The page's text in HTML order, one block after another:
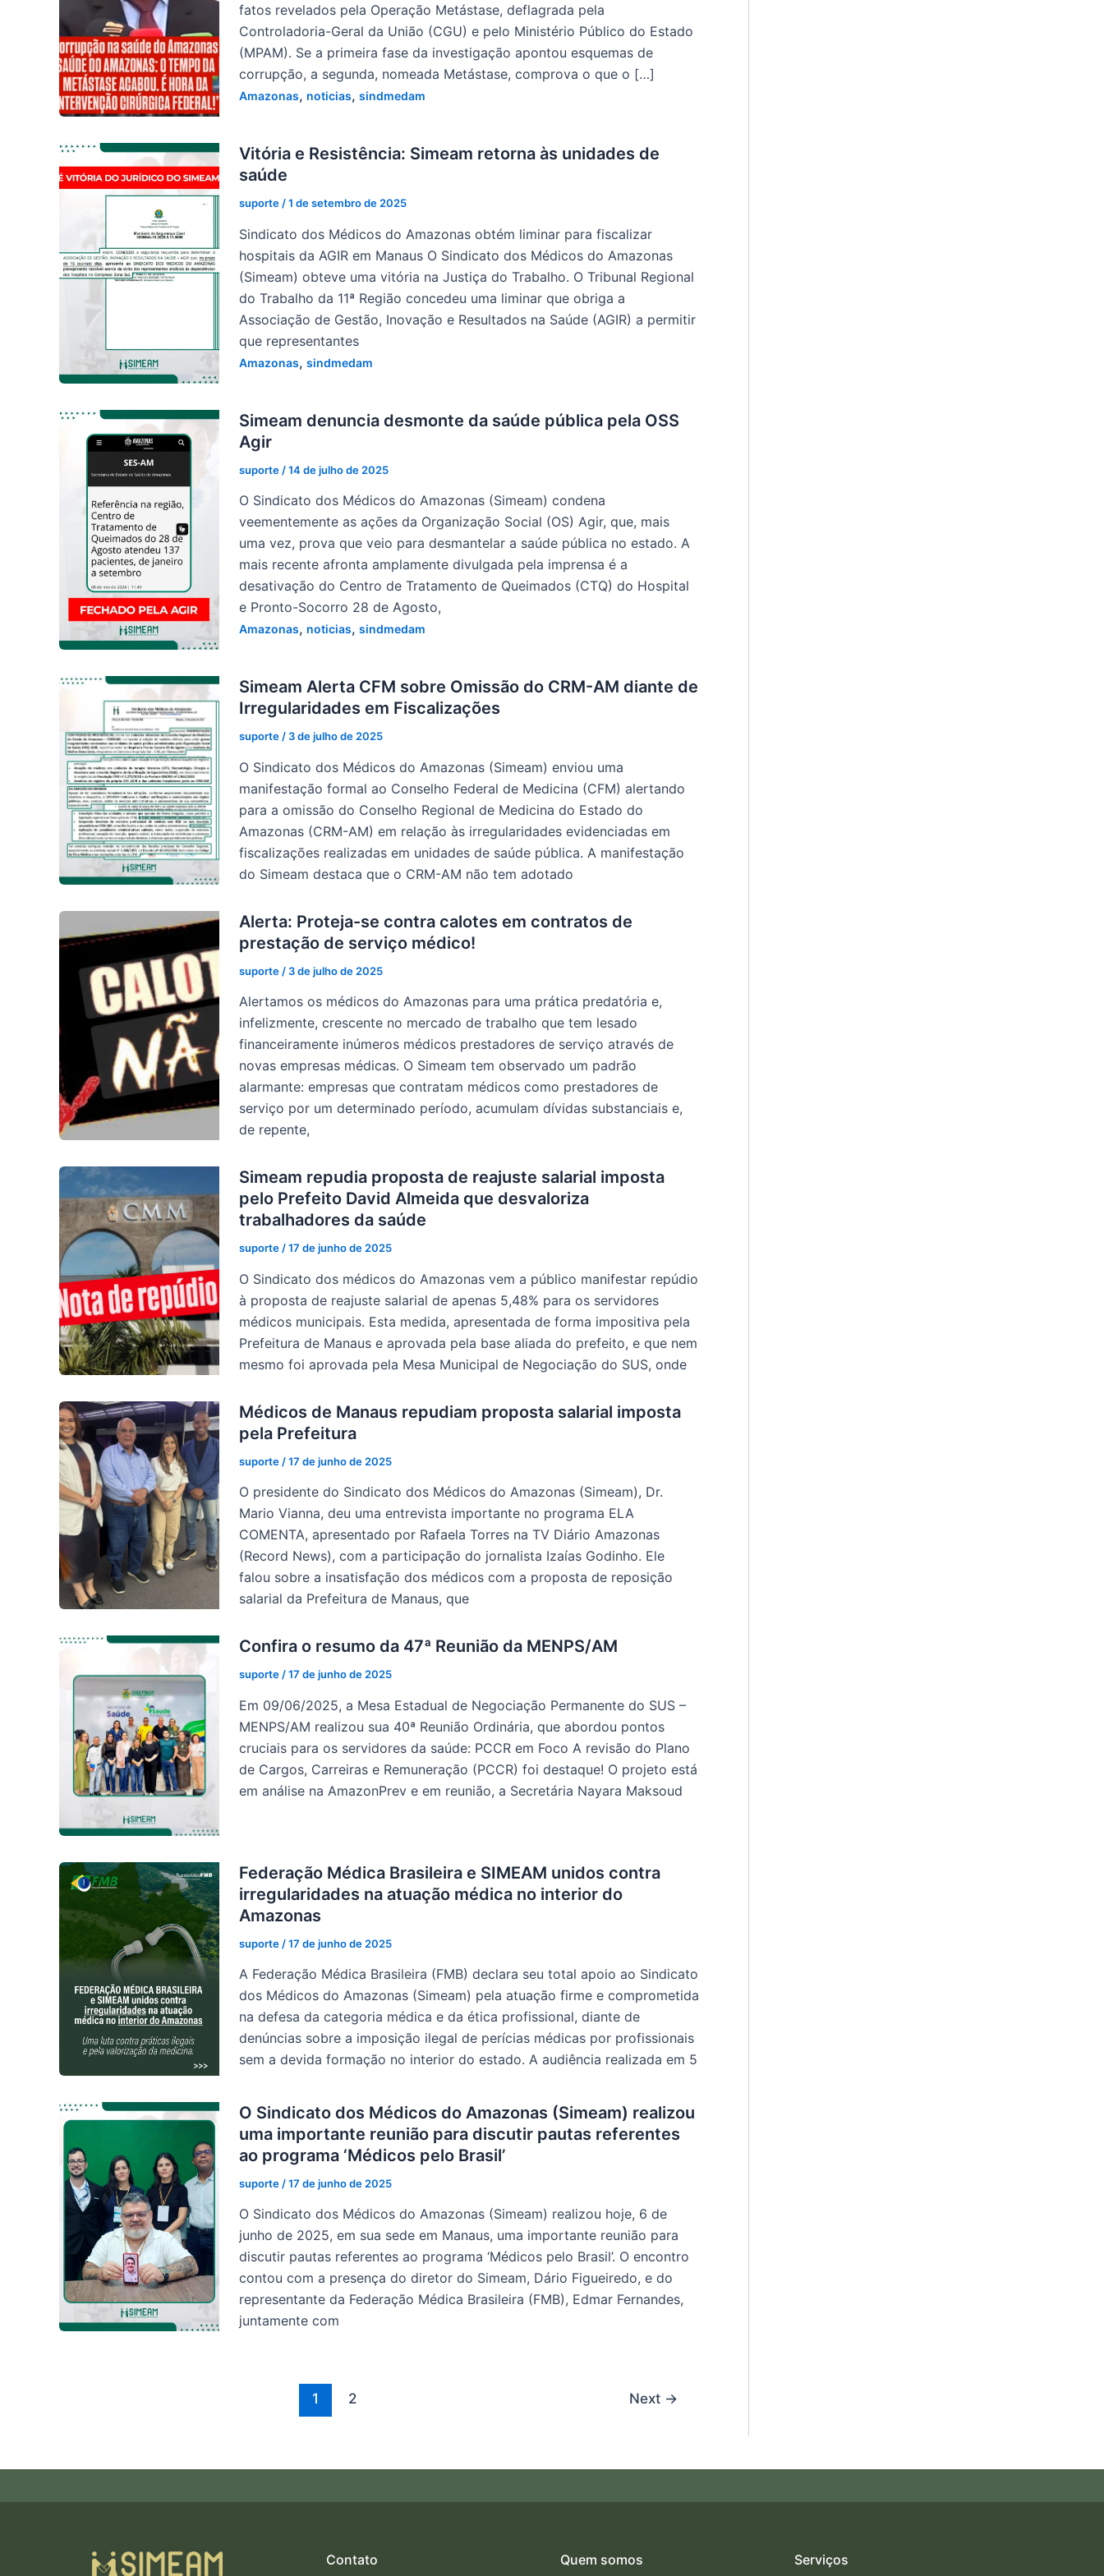
fatos revelados pela Operação Metástase, deflagrada pela
Controladoria-Geral da União (CGU) e pelo Ministério Público do Estado
(MPAM). Se a primeira fase da investigação apontou esquemas de
corrupção, a segunda, nomeada Metástase, comprova o que o […]
Amazonas, noticias, sindmedam
Vitória e Resistência: Simeam retorna às unidades de
saúde
suporte/1 de setembro de 2025
Sindicato dos Médicos do Amazonas obtém liminar para fiscalizar
hospitais da AGIR em Manaus ​O Sindicato dos Médicos do Amazonas
(Simeam) obteve uma vitória na Justiça do Trabalho. O Tribunal Regional
do Trabalho da 11ª Região concedeu uma liminar que obriga a
Associação de Gestão, Inovação e Resultados na Saúde (AGIR) a permitir
que representantes
Amazonas, sindmedam
Simeam denuncia desmonte da saúde pública pela OSS
Agir
suporte /14 de julho de 2025
O Sindicato dos Médicos do Amazonas (Simeam) condena
veementemente as ações da Organização Social (OS) Agir, que, mais
uma vez, prova que veio para desmantelar a saúde pública no estado. A
mais recente afronta amplamente divulgada pela imprensa é a
desativação do Centro de Tratamento de Queimados (CTQ) do Hospital
e Pronto-Socorro 28 de Agosto,
Amazonas, noticias, sindmedam
Simeam Alerta CFM sobre Omissão do CRM-AM diante de
Irregularidades em Fiscalizações
suporte / 3 de julho de 2025
O Sindicato dos Médicos do Amazonas (Simeam) enviou uma
manifestação formal ao Conselho Federal de Medicina (CFM) alertando
para a omissão do Conselho Regional de Medicina do Estado do
Amazonas (CRM-AM) em relação às irregularidades evidenciadas em
fiscalizações realizadas em unidades de saúde pública. A manifestação
do Simeam destaca que o CRM-AM não tem adotado
Alerta: Proteja-se contra calotes em contratos de
prestação de serviço médico!
suporte / 3 de julho de 2025
Alertamos os médicos do Amazonas para uma prática predatória e,
infelizmente, crescente no mercado de trabalho que tem lesado
financeiramente inúmeros médicos prestadores de serviço através de
novas empresas médicas. O Simeam tem observado um padrão
alarmante: empresas que contratam médicos como prestadores de
serviço por um determinado período, acumulam dívidas substanciais e,
de repente,
Simeam repudia proposta de reajuste salarial imposta
pelo Prefeito David Almeida que desvaloriza
trabalhadores da saúde
suporte/17 de junho de 2025
O Sindicato dos médicos do Amazonas vem a público manifestar repúdio
à proposta de reajuste salarial de apenas 5,48% para os servidores
médicos municipais. Esta medida, apresentada de forma impositiva pela
Prefeitura de Manaus e aprovada pela base aliada do prefeito, e que nem
mesmo foi aprovada pela Mesa Municipal de Negociação do SUS, onde
Médicos de Manaus repudiam proposta salarial imposta
pela Prefeitura
suporte /17 de junho de 2025
O presidente do Sindicato dos Médicos do Amazonas (Simeam), Dr.
Mario Vianna, deu uma entrevista importante no programa ELA
COMENTA, apresentado por Rafaela Torres na TV Diário Amazonas
(Record News), com a participação do jornalista Izaías Godinho. Ele
falou sobre a insatisfação dos médicos com a proposta de reposição
salarial da Prefeitura de Manaus, que
Confira o resumo da 47ª Reunião da MENPS/AM
suporte/17 de junho de 2025
Em 09/06/2025, a Mesa Estadual de Negociação Permanente do SUS –
MENPS/AM realizou sua 40ª Reunião Ordinária, que abordou pontos
cruciais para os servidores da saúde: PCCR em Foco A revisão do Plano
de Cargos, Carreiras e Remuneração (PCCR) foi destaque! O projeto está
em análise na AmazonPrev e em reunião, a Secretária Nayara Maksoud
Federação Médica Brasileira e SIMEAM unidos contra
irregularidades na atuação médica no interior do
Amazonas
suporte /17 de junho de 2025
A Federação Médica Brasileira (FMB) declara seu total apoio ao Sindicato
dos Médicos do Amazonas (Simeam) pela atuação firme e comprometida
na defesa da categoria médica e da ética profissional, diante de
denúncias sobre a imposição ilegal de perícias médicas por profissionais
sem a devida formação no interior do estado. A audiência realizada em 5
O Sindicato dos Médicos do Amazonas (Simeam) realizou
uma importante reunião para discutir pautas referentes
ao programa ‘Médicos pelo Brasil’
suporte /17 de junho de 2025
O Sindicato dos Médicos do Amazonas (Simeam) realizou hoje, 6 de
junho de 2025, em sua sede em Manaus, uma importante reunião para
discutir pautas referentes ao programa ‘Médicos pelo Brasil’. O encontro
contou com a presença do diretor do Simeam, Dário Figueiredo, e do
representante da Federação Médica Brasileira (FMB), Edmar Fernandes,
juntamente com
1 2 Next →
Contato Quem somos Serviços